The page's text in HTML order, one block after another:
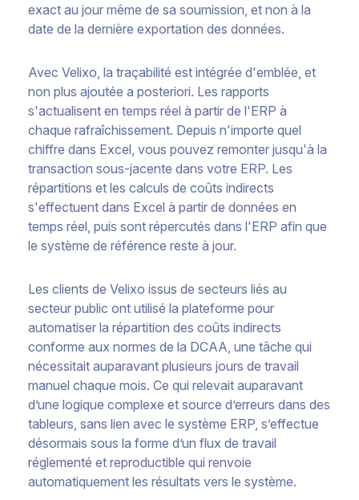
exact au jour même de sa soumission, et non à la
date de la dernière exportation des données.
Avec Velixo, la traçabilité est intégrée d'emblée, et
non plus ajoutée a posteriori. Les rapports
s'actualisent en temps réel à partir de l'ERP à
chaque rafraîchissement. Depuis n'importe quel
chiffre dans Excel, vous pouvez remonter jusqu'à la
transaction sous-jacente dans votre ERP. Les
répartitions et les calculs de coûts indirects
s'effectuent dans Excel à partir de données en
temps réel, puis sont répercutés dans l'ERP afin que
le système de référence reste à jour.
Les clients de Velixo issus de secteurs liés au
secteur public ont utilisé la plateforme pour
automatiser la répartition des coûts indirects
conforme aux normes de la DCAA, une tâche qui
nécessitait auparavant plusieurs jours de travail
manuel chaque mois. Ce qui relevait auparavant
d’une logique complexe et source d’erreurs dans des
tableurs, sans lien avec le système ERP, s’effectue
désormais sous la forme d’un flux de travail
réglementé et reproductible qui renvoie
automatiquement les résultats vers le système.